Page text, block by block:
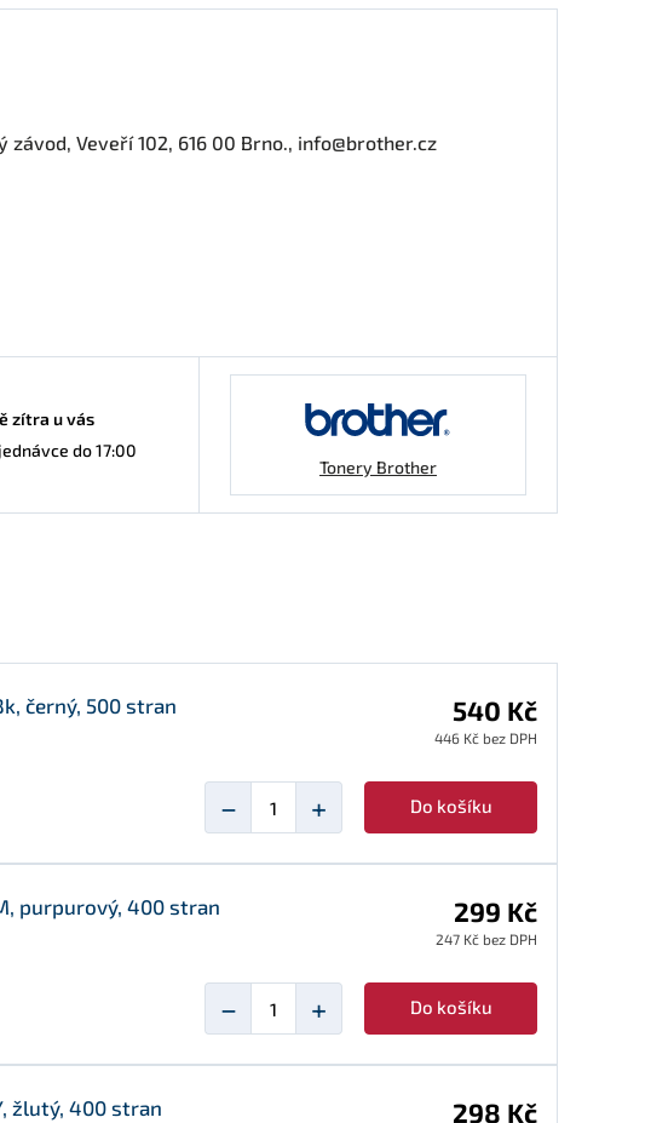
Veveří 102, 616 00 Brno., info@brother.cz
zítra u vás
do 17:00
Tonery Brother
černý, 500 stran 540 Kč
446 Kč bez DPH
− + Do košíku
purpurový, 400 stran 299 Kč
247 Kč bez DPH
− + Do košíku
žlutý, 400 stran 298 Kč